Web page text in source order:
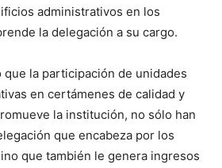
administrativos en los
la delegación a su cargo.
la participación de unidades
en certámenes de calidad y
la institución, no sólo han
que encabeza por los
que también le genera ingresos